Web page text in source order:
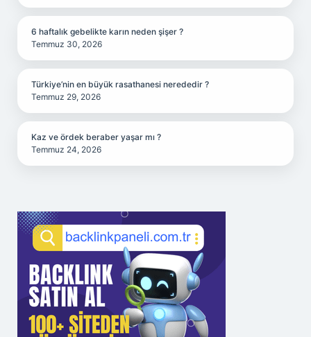
6 haftalık gebelikte karın neden şişer ?
Temmuz 30, 2026
Türkiye’nin en büyük rasathanesi nerededir ?
Temmuz 29, 2026
Kaz ve ördek beraber yaşar mı ?
Temmuz 24, 2026